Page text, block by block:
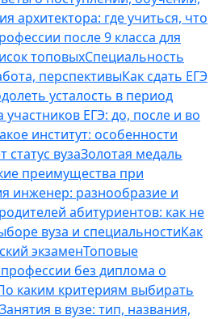
архитектора: где учиться, что
после 9 класса для
топовыхСпециальность
перспективыКак сдать ЕГЭ
усталость в период
участников ЕГЭ: до, после и во
институт: особенности
статус вузаЗолотая медаль
преимущества при
инженер: разнообразие и
абитуриентов: как не
вуза и специальностиКак
экзаменТоповые
без диплома о
каким критериям выбирать
Занятия в вузе: тип, названия,